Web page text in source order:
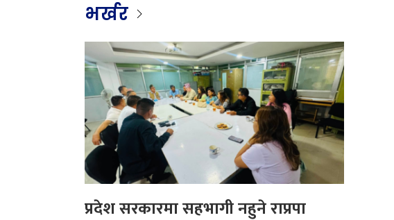
भर्खर
प्रदेश सरकारमा सहभागी नहुने राप्रपा